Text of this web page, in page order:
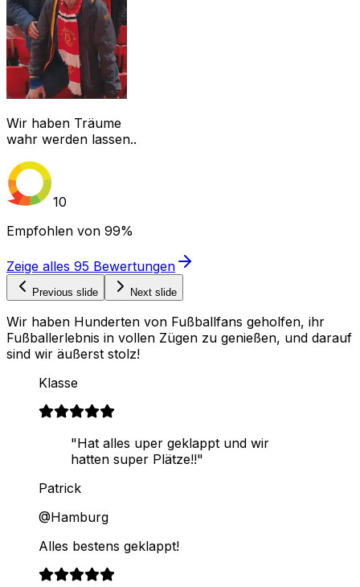
Wir haben Träume
wahr werden lassen..
10
Empfohlen von 99%
Zeige alles 95 Bewertungen
Previous slide Next slide
Wir haben Hunderten von Fußballfans geholfen, ihr
Fußballerlebnis in vollen Zügen zu genießen, und darauf
sind wir äußerst stolz!
Klasse
"Hat alles uper geklappt und wir
hatten super Plätze!!"
Patrick
@Hamburg
Alles bestens geklappt!